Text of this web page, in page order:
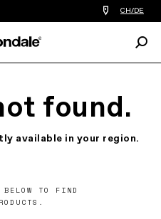
Einen
Händler
meiner
finden
CH/DE
found.
available in your region.
TO FIND